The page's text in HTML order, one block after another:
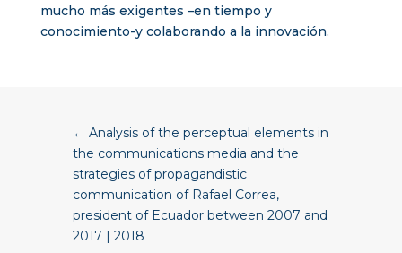
mucho más exigentes –en tiempo y
conocimiento-y colaborando a la innovación.
← Analysis of the perceptual elements in
the communications media and the
strategies of propagandistic
communication of Rafael Correa,
president of Ecuador between 2007 and
2017 | 2018